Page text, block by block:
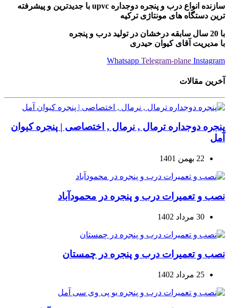
سازنده انواع درب و پنجره دوجداره upvc با جدیدترین و پیشرفته
ترین دستگاه های مونتاژی ترکیه
با 20 سال سابقه درخشان در تولید درب و پنجره
با مدیریت آقای کیوان حیدری
Whatsapp Telegram-plane Instagram
آخرین مقالات
پنجره دوجداره ترمال , نرمال , اختصاصی | پنجره کیوان
آمل
22 بهمن 1401
نصب و تعمیرات درب و پنجره در محمودآباد
30 مرداد 1402
نصب و تعمیرات درب و پنجره در چمستان
25 مرداد 1402